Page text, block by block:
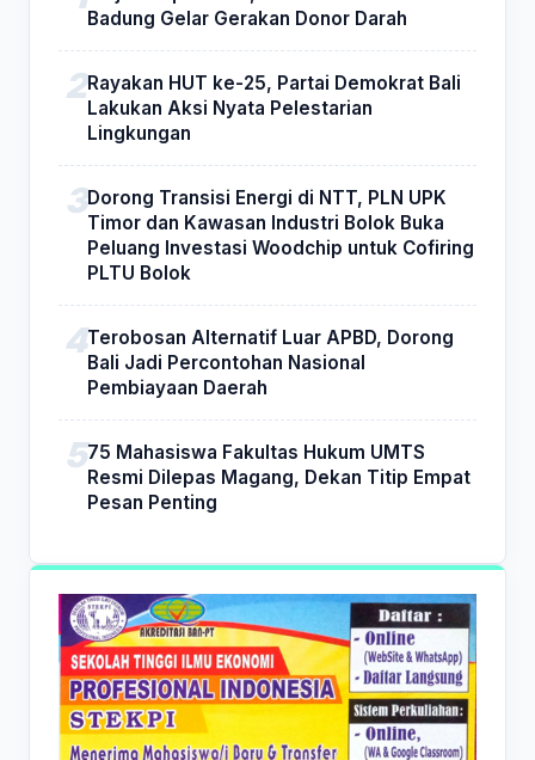
Badung Gelar Gerakan Donor Darah
Rayakan HUT ke-25, Partai Demokrat Bali
Lakukan Aksi Nyata Pelestarian
Lingkungan
Dorong Transisi Energi di NTT, PLN UPK
Timor dan Kawasan Industri Bolok Buka
Peluang Investasi Woodchip untuk Cofiring
PLTU Bolok
Terobosan Alternatif Luar APBD, Dorong
Bali Jadi Percontohan Nasional
Pembiayaan Daerah
75 Mahasiswa Fakultas Hukum UMTS
Resmi Dilepas Magang, Dekan Titip Empat
Pesan Penting